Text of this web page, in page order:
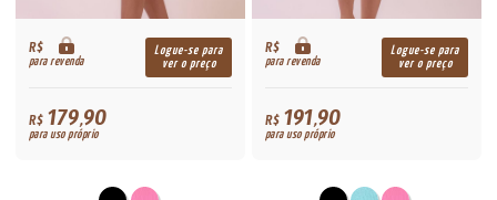
R$
para revenda
Logue-se para
ver o preço
R$179,90
para uso próprio
R$
para revenda
Logue-se para
ver o preço
R$191,90
para uso próprio